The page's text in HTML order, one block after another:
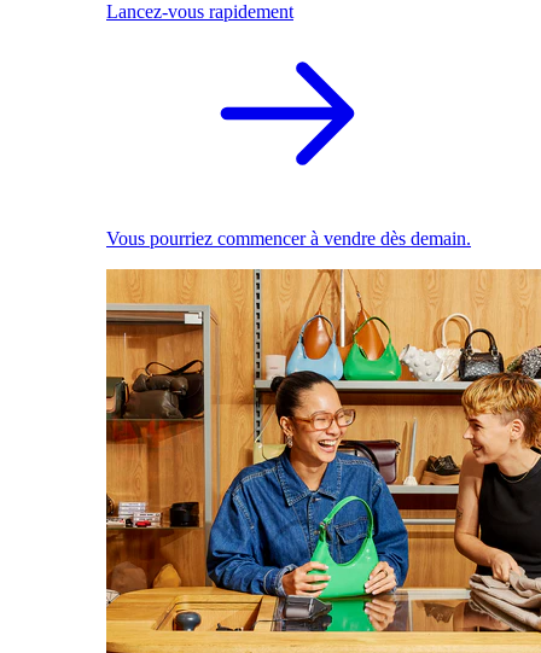
Lancez-vous rapidement
Vous pourriez commencer à vendre dès demain.